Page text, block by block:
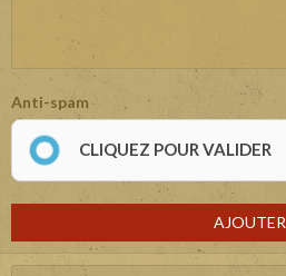
Anti-spam
CLIQUEZ POUR VALIDER
AJOUTER